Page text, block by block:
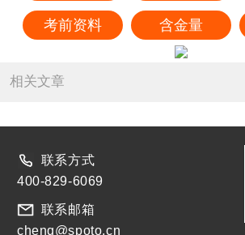
考前资料 含金量
相关文章
联系方式
400-829-6069
联系邮箱
chenq@spoto.cn